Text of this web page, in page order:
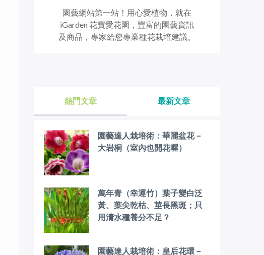
園藝網站第一站！用心愛植物，就在
iGarden 花寶愛花園，豐富的園藝資訊
及商品，專家給您專業種花栽培建議。
熱門文章 最新文章
園藝達人栽培術：華麗盆花－
大岩桐（室內也開花喔）
萬年青（幸運竹）葉子變白泛
黃、葉尖乾枯、莖長黑斑；只
用清水種養分不足？
園藝達人栽培術：皇后花環－